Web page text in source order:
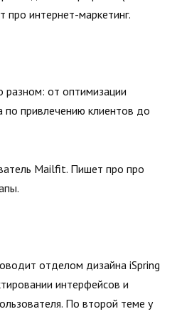
про интернет-маркетинг.
разном: от оптимизации
по привлечению клиентов до
Mailfit. Пишет про про
отделом дизайна iSpring
интерфейсов и
По второй теме у